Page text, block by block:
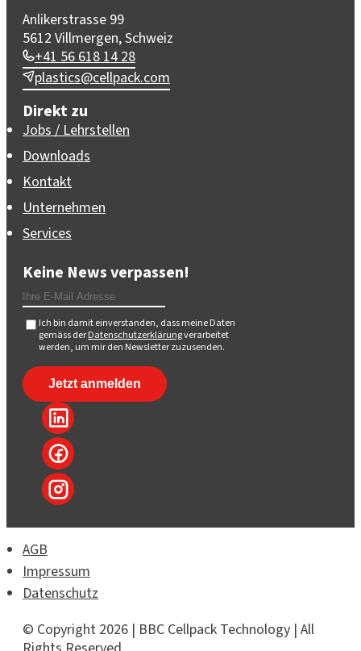
Anlikerstrasse 99
5612 Villmergen, Schweiz
+41 56 618 14 28
plastics@cellpack.com
Direkt zu
Jobs / Lehrstellen
Downloads
Kontakt
Unternehmen
Services
Keine News verpassen!
Ich bin damit einverstanden, dass meine Daten
gemäss derDatenschutzerklärungverarbeitet
werden, um mir den Newsletter zuzusenden.
© Copyright 2026 | BBC Cellpack Technology | All
AGB
Impressum
Datenschutz